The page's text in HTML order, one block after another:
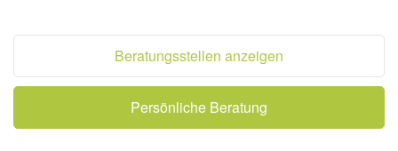
Beratungsstellen anzeigen
Persönliche Beratung